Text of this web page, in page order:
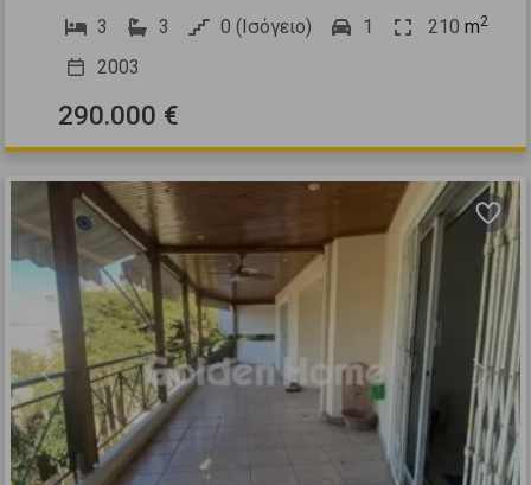
3
3 0 (Ισόγειο) 1 210 m2
2003
290.000 €
Previous Next